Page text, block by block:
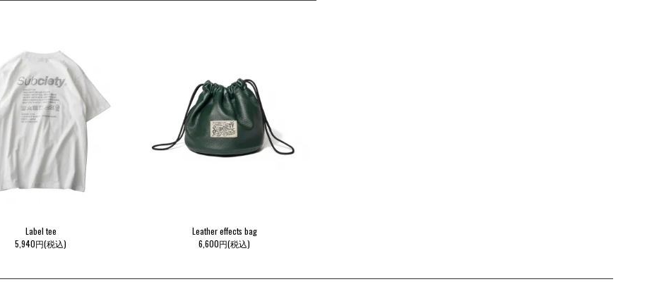
Label tee
5,940円(税込)
Leather effects bag
6,600円(税込)